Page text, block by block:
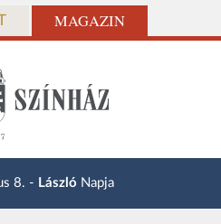
MAGAZIN
8. - László Napja